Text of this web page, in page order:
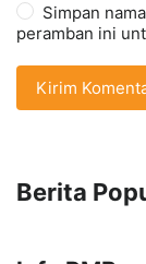
Simpan
peramban ini
Berita